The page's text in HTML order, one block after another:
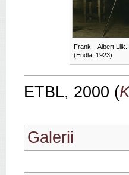
Frank – Albert Liik.
(Endla, 1923)
ETBL, 2000 (
Galerii